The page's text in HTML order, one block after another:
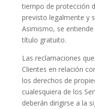
tiempo de protección
previsto legalmente y
Asimismo, se
título gratuito.
Las reclamaciones
Clientes en relación
los derechos de
cualesquiera de los
deberán dirigirse a la